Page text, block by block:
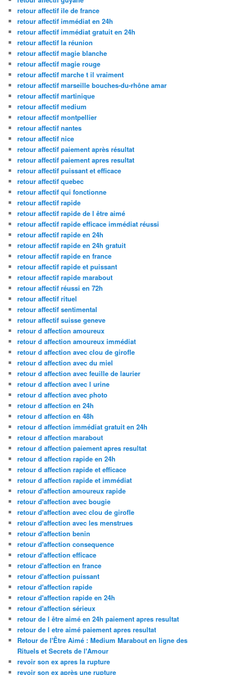
retour affectif ile de france
retour affectif immédiat en 24h
retour affectif immédiat gratuit en 24h
retour affectif la réunion
retour affectif magie blanche
retour affectif magie rouge
retour affectif marche t il vraiment
retour affectif marseille bouches-du-rhône amar
retour affectif martinique
retour affectif medium
retour affectif montpellier
retour affectif nantes
retour affectif nice
retour affectif paiement après résultat
retour affectif paiement apres resultat
retour affectif puissant et efficace
retour affectif quebec
retour affectif qui fonctionne
retour affectif rapide
retour affectif rapide de l être aimé
retour affectif rapide efficace immédiat réussi
retour affectif rapide en 24h
retour affectif rapide en 24h gratuit
retour affectif rapide en france
retour affectif rapide et puissant
retour affectif rapide marabout
retour affectif réussi en 72h
retour affectif rituel
retour affectif sentimental
retour affectif suisse geneve
retour d affection amoureux
retour d affection amoureux immédiat
retour d affection avec clou de girofle
retour d affection avec du miel
retour d affection avec feuille de laurier
retour d affection avec l urine
retour d affection avec photo
retour d affection en 24h
retour d affection en 48h
retour d affection immédiat gratuit en 24h
retour d affection marabout
retour d affection paiement apres resultat
retour d affection rapide en 24h
retour d affection rapide et efficace
retour d affection rapide et immédiat
retour d'affection amoureux rapide
retour d'affection avec bougie
retour d'affection avec clou de girofle
retour d'affection avec les menstrues
retour d'affection benin
retour d'affection consequence
retour d'affection efficace
retour d'affection en france
retour d'affection puissant
retour d'affection rapide
retour d'affection rapide en 24h
retour d'affection sérieux
retour de l être aimé en 24h paiement apres resultat
retour de l etre aimé paiement apres resultat
Retour de l'Être Aimé : Medium Marabout en ligne des
Rituels et Secrets de l'Amour
revoir son ex apres la rupture
revoir son ex après une rupture